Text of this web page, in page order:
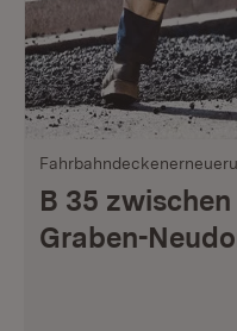
B 35
Graben-